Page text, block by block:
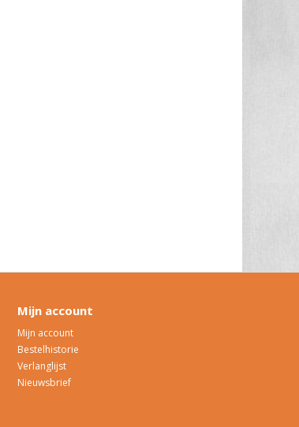
Mijn account
Mijn account
Bestelhistorie
Verlanglijst
Nieuwsbrief